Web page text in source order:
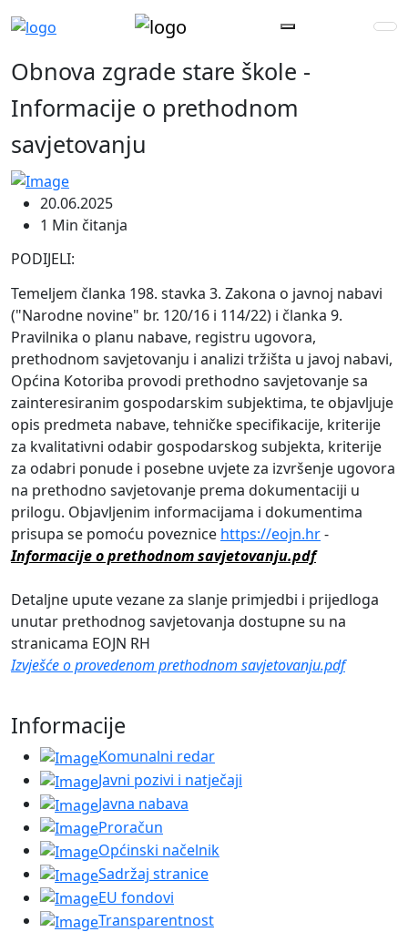
Obnova zgrade stare škole -
Informacije o prethodnom
savjetovanju
20.06.2025
1 Min čitanja
PODIJELI:
Temeljem članka 198. stavka 3. Zakona o javnoj nabavi
("Narodne novine" br. 120/16 i 114/22) i članka 9.
Pravilnika o planu nabave, registru ugovora,
prethodnom savjetovanju i analizi tržišta u javoj nabavi,
Općina Kotoriba provodi prethodno savjetovanje sa
zainteresiranim gospodarskim subjektima, te objavljuje
opis predmeta nabave, tehničke specifikacije, kriterije
za kvalitativni odabir gospodarskog subjekta, kriterije
za odabri ponude i posebne uvjete za izvršenje ugovora
na prethodno savjetovanje prema dokumentaciji u
prilogu. Objavljenim informacijama i dokumentima
prisupa se pomoću poveznice https://eojn.hr-
Informacije o prethodnom savjetovanju.pdf
Detaljne upute vezane za slanje primjedbi i prijedloga
unutar prethodnog savjetovanja dostupne su na
stranicama EOJN RH
Izvješće o provedenom prethodnom savjetovanju.pdf
Informacije
Komunalni redar
Javni pozivi i natječaji
Javna nabava
Proračun
Općinski načelnik
Sadržaj stranice
EU fondovi
Transparentnost